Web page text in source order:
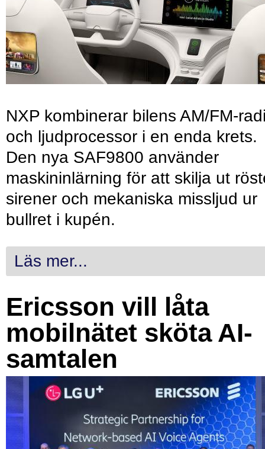
NXP kombinerar bilens AM/FM-
och ljudprocessor i en enda krets.
Den nya SAF9800 använder
maskininlärning för att skilja ut
sirener och mekaniska missljud ur
bullret i kupén.
Läs mer...
Ericsson vill låta
mobilnätet sköta AI-
samtalen